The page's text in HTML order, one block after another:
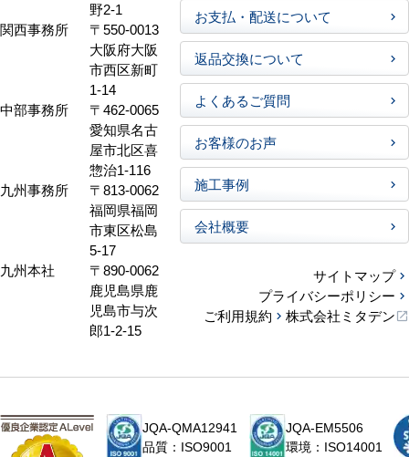
野2-1
関西事務所
〒550-0013
大阪府大阪
市西区新町
1-14
中部事務所
〒462-0065
愛知県名古
屋市北区喜
惣治1-116
九州事務所
〒813-0062
福岡県福岡
市東区松島
5-17
九州本社
〒890-0062
鹿児島県鹿
児島市与次
郎1-2-15
お支払・配送について
返品交換について
よくあるご質問
お客様のお声
施工事例
会社概要
サイトマップ
プライバシーポリシー
ご利用規約
株式会社ミタデン
JQA-QMA12941
品質：ISO9001
JQA-EM5506
環境：ISO14001